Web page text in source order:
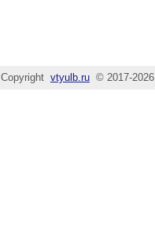
Copyright vtyulb.ru © 2017-2026